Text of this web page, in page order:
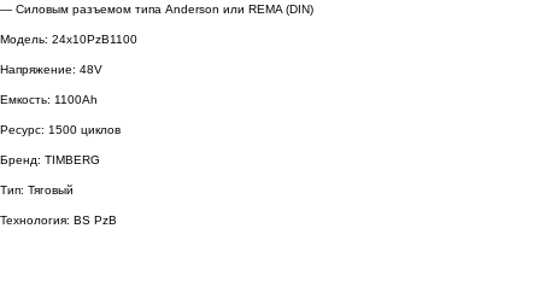
— Силовым разъемом типа Anderson или REMA (DIN)
Модель: 24x10PzB1100
Напряжение: 48V
Емкость: 1100Ah
Ресурс: 1500 циклов
Бренд: TIMBERG
Тип: Тяговый
Технология: BS PzB